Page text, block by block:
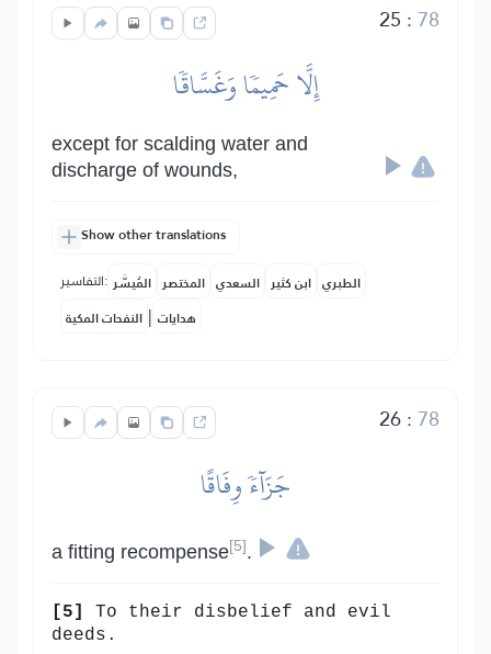
25 : 78
إِلَّا حَمِيمٗا وَغَسَّاقٗا
except for scalding water and
discharge of wounds,
Show other translations
التفاسير: المُيسَّر المختصر السعدي ابن كثير الطبري
النفحات المكية | هدايات
26: 78
جَزَآءٗ وِفَاقًا
a fitting recompense[5] .
[5]
To their disbelief and evil
deeds.